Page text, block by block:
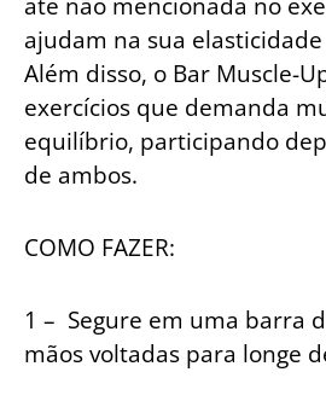
ajudam na sua
Além disso, o Bar Muscle-
exercícios que demanda
equilíbrio, participando
de ambos.
COMO FAZER:
1 – Segure em uma barra
mãos voltadas para longe